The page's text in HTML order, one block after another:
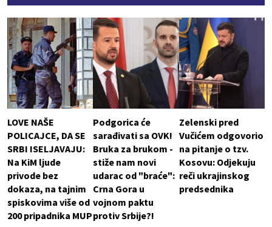
LOVE NAŠE
POLICAJCE, DA SE
SRBI ISELJAVAJU:
Na KiM ljude
privode bez
dokaza, na tajnim
spiskovima više od
200 pripadnika MUP
Podgorica će
sarađivati sa OVK!
Bruka za brukom -
stiže nam novi
udarac od "braće":
Crna Gora u
vojnom paktu
protiv Srbije?!
Zelenski pred
Vučićem odgovorio
na pitanje o tzv.
Kosovu: Odjekuju
reči ukrajinskog
predsednika